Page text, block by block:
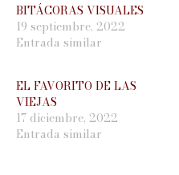
BITÁCORAS VISUALES
19 septiembre, 2022
Entrada similar
EL FAVORITO DE LAS
VIEJAS
17 diciembre, 2022
Entrada similar